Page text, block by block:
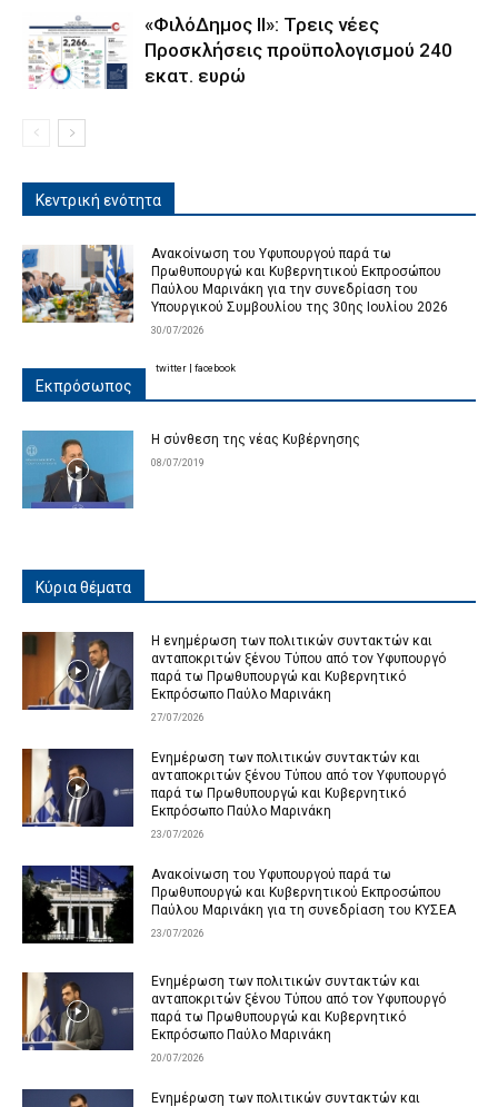
«ΦιλόΔημος ΙΙ»: Τρεις νέες
Προσκλήσεις προϋπολογισμού 240
εκατ. ευρώ
Κεντρική ενότητα
Ανακοίνωση του Υφυπουργού παρά τω
Πρωθυπουργώ και Κυβερνητικού Εκπροσώπου
Παύλου Μαρινάκη για την συνεδρίαση του
Υπουργικού Συμβουλίου της 30ης Ιουλίου 2026
30/07/2026
Εκπρόσωπος
Η σύνθεση της νέας Κυβέρνησης
08/07/2019
twitter facebook
Κύρια θέματα
Η ενημέρωση των πολιτικών συντακτών και
ανταποκριτών ξένου Τύπου από τον Υφυπουργό
παρά τω Πρωθυπουργώ και Κυβερνητικό
Εκπρόσωπο Παύλο Μαρινάκη
27/07/2026
Ενημέρωση των πολιτικών συντακτών και
ανταποκριτών ξένου Τύπου από τον Υφυπουργό
παρά τω Πρωθυπουργώ και Κυβερνητικό
Εκπρόσωπο Παύλο Μαρινάκη
23/07/2026
Ανακοίνωση του Υφυπουργού παρά τω
Πρωθυπουργώ και Κυβερνητικού Εκπροσώπου
Παύλου Μαρινάκη για τη συνεδρίαση του ΚΥΣΕΑ
23/07/2026
Ενημέρωση των πολιτικών συντακτών και
ανταποκριτών ξένου Τύπου από τον Υφυπουργό
παρά τω Πρωθυπουργώ και Κυβερνητικό
Εκπρόσωπο Παύλο Μαρινάκη
20/07/2026
Ενημέρωση των πολιτικών συντακτών και